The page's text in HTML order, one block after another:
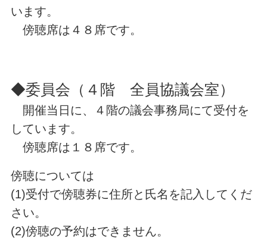
います。
傍聴席は４８席です。
◆委員会（４階 全員協議会室）
開催当日に、４階の議会事務局にて受付を
しています。
傍聴席は１８席です。
傍聴については
(1)受付で傍聴券に住所と氏名を記入してくだ
さい。
(2)傍聴の予約はできません。